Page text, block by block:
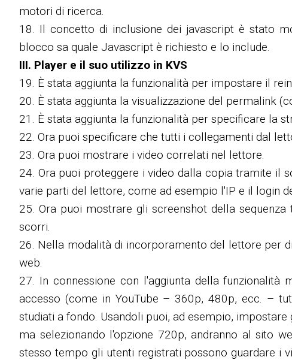
motori di ricerca.
18. Il concetto di inclusione dei javascript è stato
blocco sa quale Javascript è richiesto e lo include.
III. Player e il suo utilizzo in KVS
19. È stata aggiunta la funzionalità per impostare il
20. È stata aggiunta la visualizzazione del permalink
21. È stata aggiunta la funzionalità per specificare la
22. Ora puoi specificare che tutti i collegamenti dal
23. Ora puoi mostrare i video correlati nel lettore.
24. Ora puoi proteggere i video dalla copia tramite il
varie parti del lettore, come ad esempio l'IP e il login
25. Ora puoi mostrare gli screenshot della
scorri.
26. Nella modalità di incorporamento del lettore per
web.
27. In connessione con l'aggiunta della
accesso (come in YouTube – 360p, 480p, ecc. –
studiati a fondo. Usandoli puoi, ad esempio,
ma selezionando l'opzione 720p, andranno al sito
stesso tempo gli utenti registrati possono guardare i